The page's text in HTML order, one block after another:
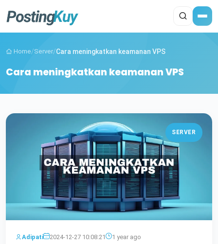
Home/Server/Cara meningkatkan keamanan VPS
Cara meningkatkan keamanan VPS
SERVER
Adipati 2024-12-27 10:08:21 1 year ago